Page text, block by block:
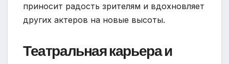
приносит радость зрителям и вдохновляет
других актеров на новые высоты.
Театральная карьера и